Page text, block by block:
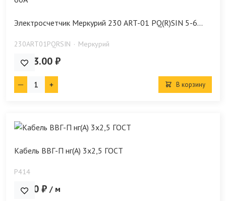
Электросчетчик Меркурий 230 ART-01 PQ(R)SIN 5-6...
230ARТ01PQRSIN Меркурий
9 973.00 ₽
В корзину
Кабель ВВГ-П нг(А) 3х2,5 ГОСТ
P414
79.00 ₽ / м